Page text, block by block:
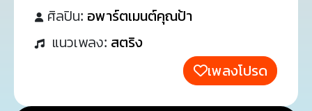
ศิลปิน: อพาร์ตเมนต์คุณป้า
แนวเพลง: สตริง
เพลงโปรด